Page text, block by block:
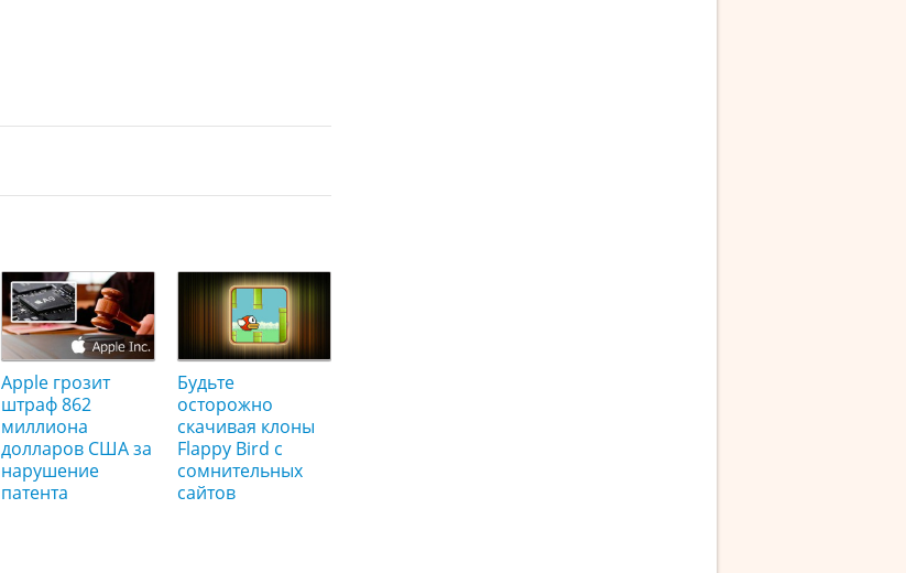
Apple грозит
штраф 862
миллиона
долларов США за
нарушение
патента
Будьте
осторожно
скачивая клоны
Flappy Bird с
сомнительных
сайтов